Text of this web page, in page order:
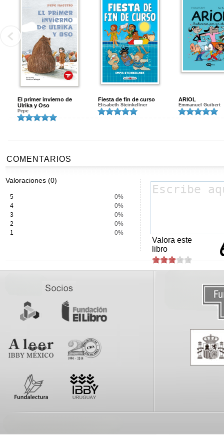
El primer invierno de
Ulrika y Oso
Pepe
Fiesta de fin de curso
Elisabeth Steinkellner
ARIOL
Emmanuel Guibert
COMENTARIOS
Valoraciones (0)
5
0%
4
0%
3
0%
2
0%
1
0%
Valora este
libro